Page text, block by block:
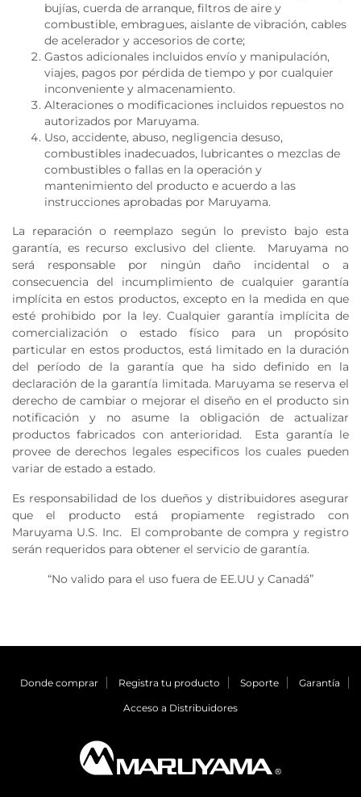
bujías, cuerda de arranque, filtros de aire y
combustible, embragues, aislante de vibración, cables
de acelerador y accesorios de corte;
Gastos adicionales incluidos envío y manipulación,
viajes, pagos por pérdida de tiempo y por cualquier
inconveniente y almacenamiento.
Alteraciones o modificaciones incluidos repuestos no
autorizados por Maruyama.
Uso, accidente, abuso, negligencia desuso,
combustibles inadecuados, lubricantes o mezclas de
combustibles o fallas en la operación y
mantenimiento del producto e acuerdo a las
instrucciones aprobadas por Maruyama.
La reparación o reemplazo según lo previsto bajo esta
garantía, es recurso exclusivo del cliente. Maruyama no
será responsable por ningún daño incidental o a
consecuencia del incumplimiento de cualquier garantía
implícita en estos productos, excepto en la medida en que
esté prohibido por la ley. Cualquier garantía implícita de
comercialización o estado físico para un propósito
particular en estos productos, está limitado en la duración
del período de la garantía que ha sido definido en la
declaración de la garantía limitada. Maruyama se reserva el
derecho de cambiar o mejorar el diseño en el producto sin
notificación y no asume la obligación de actualizar
productos fabricados con anterioridad. Esta garantía le
provee de derechos legales especificos los cuales pueden
variar de estado a estado.
Es responsabilidad de los dueños y distribuidores asegurar
que el producto está propiamente registrado con
Maruyama U.S. Inc. El comprobante de compra y registro
serán requeridos para obtener el servicio de garantía.
“No valido para el uso fuera de EE.UU y Canadá”
Donde comprar Registra tu producto Soporte Garantía
Acceso a Distribuidores